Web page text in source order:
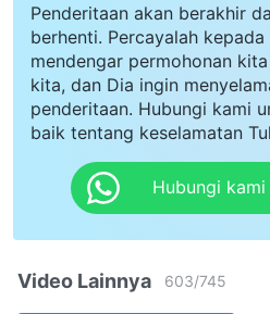
Penderitaan akan berakhir
berhenti. Percayalah kepada
mendengar permohonan
kita, dan Dia ingin
penderitaan. Hubungi kami
baik tentang keselamatan
Hubungi
Video Lainnya 603/745